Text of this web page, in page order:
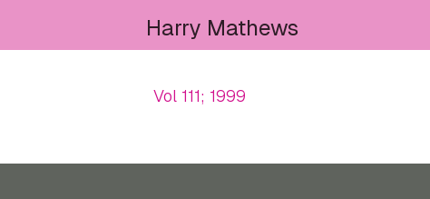
Harry Mathews
Vol 111; 1999